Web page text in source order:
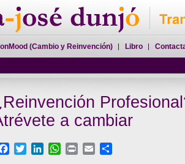
a cambiar
Facebook
TwitterLinkedInWhatsApp
Print Email
(Cambio y Reinvención) Libro